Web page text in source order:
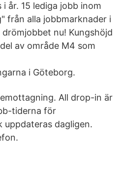
år. 15 lediga jobb inom
från alla jobbmarknader i
nu! Kungshöjd
av område M4 som
i Göteborg.
All drop-in är
tiderna för
uppdateras dagligen.